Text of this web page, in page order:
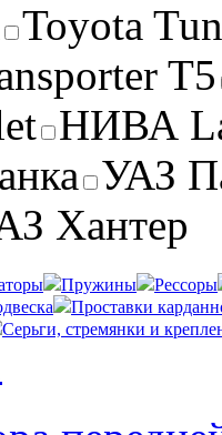
Toyota
T5
НИВА
УАЗ
Хантер
Пружины
Рессоры
Проставки
Серьги, стремянки и